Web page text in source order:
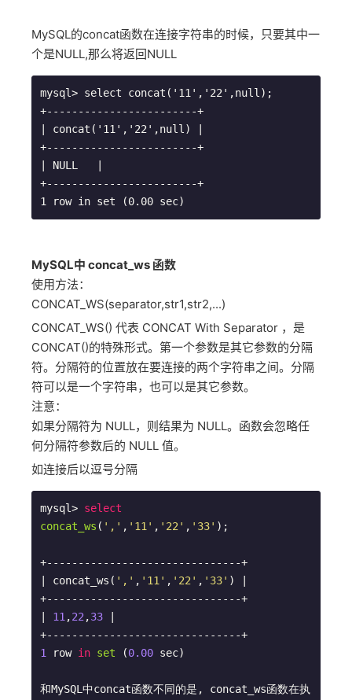
MySQL的concat函数在连接字符串的时候，只要其中一
个是NULL,那么将返回NULL
mysql> select concat('11','22',null);
+------------------------+
| concat('11','22',null) |
+------------------------+
| NULL   |
+------------------------+
MySQL中 concat_ws 函数
使用方法：
CONCAT_WS(separator,str1,str2,...)
CONCAT_WS() 代表 CONCAT With Separator ，是
CONCAT()的特殊形式。第一个参数是其它参数的分隔
符。分隔符的位置放在要连接的两个字符串之间。分隔
符可以是一个字符串，也可以是其它参数。
注意：
如果分隔符为 NULL，则结果为 NULL。函数会忽略任
何分隔符参数后的 NULL 值。
如连接后以逗号分隔
mysql> select
concat_ws ( ',' , '11' , '22' , '33' ) ;
+-------------------------------+
| concat_ws( ',' , '11' , '22' , '33' ) |
+-------------------------------+
11 ,22 ,33
1
row in set (0.00 sec)
和MySQL中concat函数不同的是, concat_ws函数在执